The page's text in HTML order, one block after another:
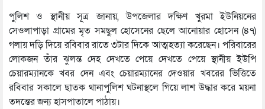
পুলিশ ও স্থানীয় সূত্র জানায়, উপজেলার দক্ষিণ খুরমা ইউনিয়নের
সেওলাপাড়া গ্রামের মৃত সমছুল হোসেনের ছেলে আনোয়ার হোসেন (৪৭)
গলায় দড়ি দিয়ে রবিবার রাতে ৩টার দিকে আত্মহত্যা করেছেন। পরিবারের
লোকজন তাঁর ঝুলন্ত দেহ দেখতে পেয়ে দেখতে পেয়ে স্থানীয় ইউপি
চেয়ারম্যানকে খবর দেন এবং চেয়ারম্যানের দেওয়ার খবরের ভিত্তিতে
রবিবার সকালে ছাতক থানাপুলিশ ঘটনাস্থলে গিয়ে লাশ উদ্ধার করে ময়না
তদন্তের জন্য হাসপাতালে পাঠায়।